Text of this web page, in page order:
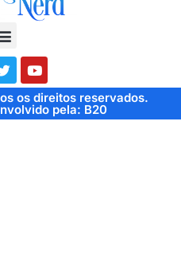
os direitos reservados.
pela: B20